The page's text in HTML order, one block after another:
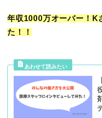
年収1000万オーバー！K
た！！